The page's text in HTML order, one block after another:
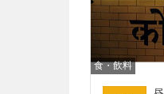
食・飲料